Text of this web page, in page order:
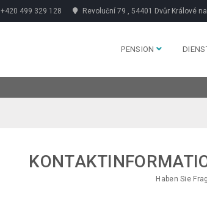
+420 499 329 128 Revoluční 79 , 54401 Dvůr Králové
PENSION
Haben Sie